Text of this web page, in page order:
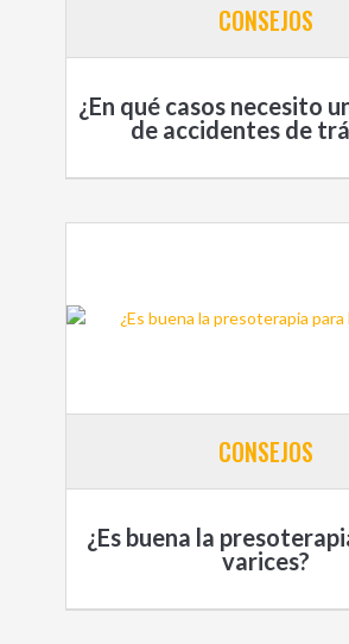
CONSEJOS
¿En qué casos necesito
de accidentes de
CONSEJOS
¿Es buena la
varices?